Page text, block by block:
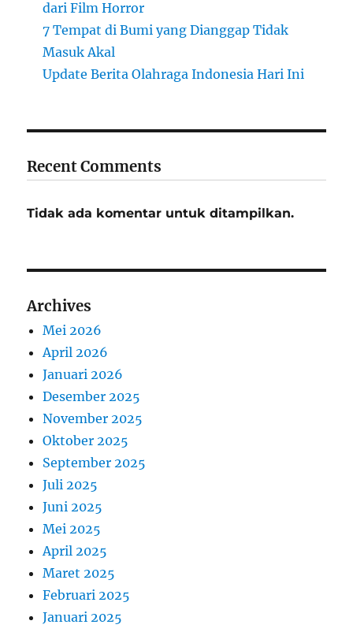
dari Film Horror
7 Tempat di Bumi yang Dianggap Tidak
Masuk Akal
Update Berita Olahraga Indonesia Hari Ini
Recent Comments
Tidak ada komentar untuk ditampilkan.
Archives
Mei 2026
April 2026
Januari 2026
Desember 2025
November 2025
Oktober 2025
September 2025
Juli 2025
Juni 2025
Mei 2025
April 2025
Maret 2025
Februari 2025
Januari 2025